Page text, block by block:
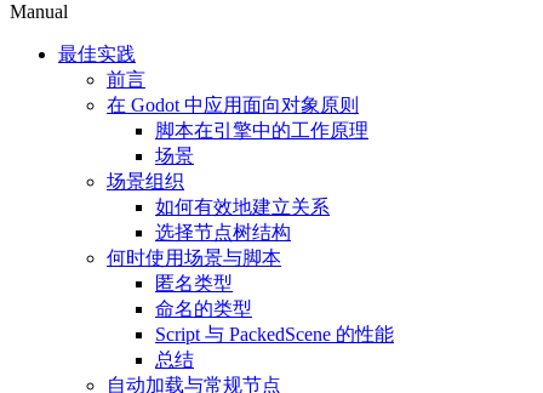
Manual
最佳实践
前言
在 Godot 中应用面向对象原则
脚本在引擎中的工作原理
场景
场景组织
如何有效地建立关系
选择节点树结构
何时使用场景与脚本
匿名类型
命名的类型
Script 与 PackedScene 的性能
总结
自动加载与常规节点